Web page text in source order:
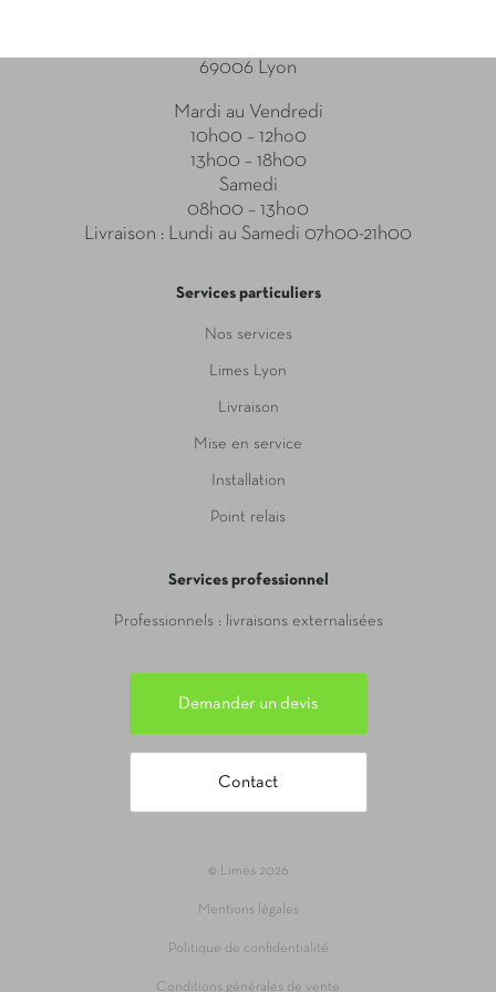
69006 Lyon
Mardi au Vendredi
10h00 – 12ho0
13h00 – 18h00
Samedi
08h00 – 13ho0
Livraison : Lundi au Samedi 07h00-21h00
Services particuliers
Nos services
Limes Lyon
Livraison
Mise en service
Installation
Point relais
Services professionnel
Professionnels : livraisons externalisées
Demander un devis
Contact
© Limes 2026
Mentions légales
Politique de confidentialité
Conditions générales de vente